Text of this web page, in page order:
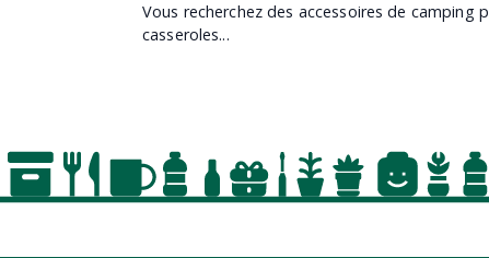
Vous recherchez des accessoires de camping
casseroles...